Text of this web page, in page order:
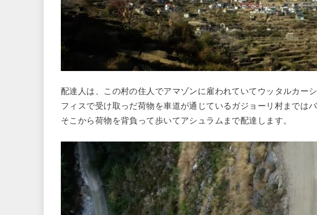
配達人は、この村の住人でアマゾンに雇われていてウッタルカー
フィスで受け取っだ荷物を車道が通じているガジョーリ村までは
そこから荷物を背負って歩いてアシュラムまで配達します。